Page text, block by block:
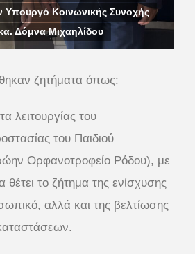
Υπουργό Κοινωνικής Συνοχής
Δόμνα Μιχαηλίδου
ζητήματα όπως:
λειτουργίας του
του Παιδιού
Ορφανοτροφείο Ρόδου), με
θέτει το ζήτημα της ενίσχυσης
αλλά και της βελτίωσης